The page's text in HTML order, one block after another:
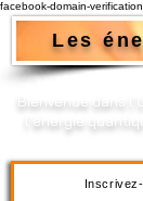
facebook-domain-
Les
Bienvenue dans
l'énergie